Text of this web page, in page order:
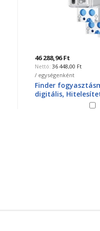
46 288,96 Ft
36 448,00 Ft
/ egységenként
Finder
digitális,